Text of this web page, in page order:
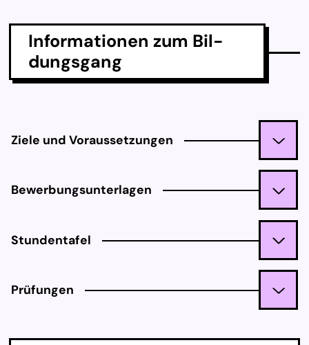
In­for­ma­tio­nen zum Bil­
dungs­gang
Ziele und Voraussetzungen
Bewerbungsunterlagen
Stundentafel
Prüfungen